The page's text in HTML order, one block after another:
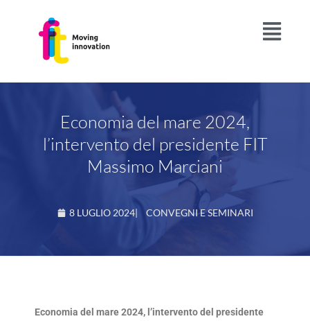
Economia del mare 2024,
l’intervento del presidente FIT
Massimo Marciani
8 LUGLIO 2024| CONVEGNI E SEMINARI
Economia del mare 2024, l’intervento del presidente